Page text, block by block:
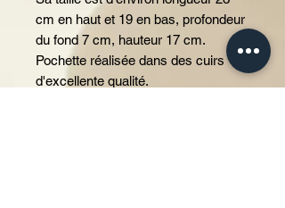
cm en haut et 19 en bas, profondeur
du fond 7 cm, hauteur 17 cm.
Pochette réalisée dans des cuirs
d'excellente qualité.